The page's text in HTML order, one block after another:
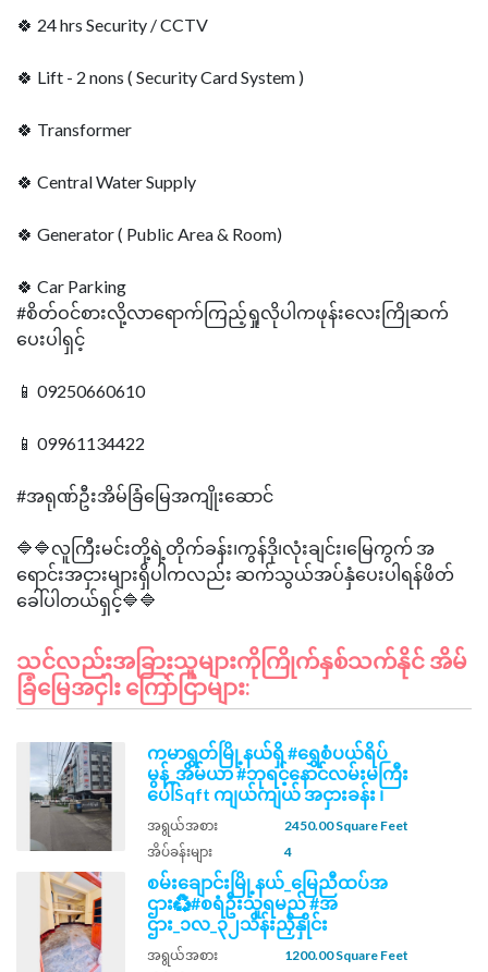
🍀 24 hrs Security / CCTV
🍀 Lift - 2 nons ( Security Card System )
🍀 Transformer
🍀 Central Water Supply
🍀 Generator ( Public Area & Room)
🍀 Car Parking
#စိတ်ဝင်စားလို့လာရောက်ကြည့်ရှုလိုပါကဖုန်းလေးကြိုဆက်
ပေးပါရှင့်
📱 09250660610
📱 09961134422
#အရုဏ်ဦးအိမ်ခြံမြေအကျိုးဆောင်
🔷🔷လူကြီးမင်းတို့ရဲ့တိုက်ခန်း၊ကွန်ဒို၊လုံးချင်း၊မြေကွက် အ
ရောင်းအငှားများရှိပါကလည်း ဆက်သွယ်အပ်နှံပေးပါရန်ဖိတ်
သင်လည်းအခြားသူများကိုကြိုက်နှစ်သက်နိုင် အိမ်
ခြံမြေအငှါး ကြော်ငြာများ:
ကမာရွတ်မြို့နယ်ရှိ #ရွှေစံပယ်ရိပ်
မွန်_အိမ်ယာ #ဘုရင့်နောင်လမ်းမကြီး
ပေါ်Sqft ကျယ်ကျယ် အငှားခန်း ၊
အရွယ်အစား
2450.00 Square Feet
အိပ်ခန်းများ
4
စမ်းချောင်းမြို့နယ်_မြေညီထပ်အ
ဌား♻️#စရံဦးသူရမည် #အ
ဌား_၁လ_၃၂သိန်းညှိနှိုင်း
အရွယ်အစား
1200.00 Square Feet